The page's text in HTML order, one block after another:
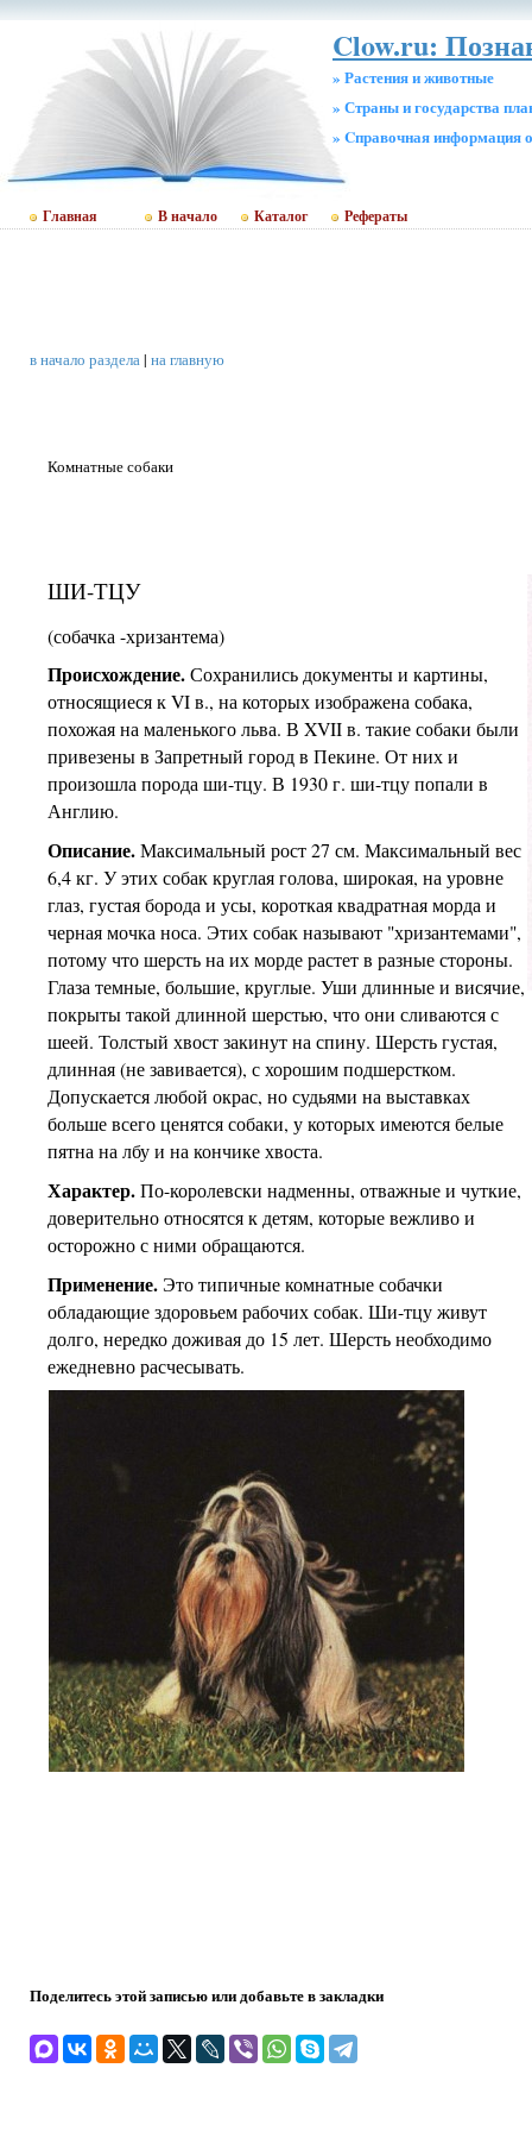
Clow.ru:
» Растения и животные
» Страны и государства
» Cправочная информация
Главная В начало Каталог Рефераты
в начало раздела| на главную
Комнатные собаки
ШИ-ТЦУ
(собачка -хризантема)
Происхождение.Сохранились документы и картины,
относящиеся к VI в., на которых изображена собака,
похожая на маленького льва. В XVII в. такие собаки были
привезены в Запретный город в Пекине. От них и
произошла порода ши-тцу. В 1930 г. ши-тцу попали в
Англию.
Описание.Максимальный рост 27 см. Максимальный вес
6,4 кг. У этих собак круглая голова, широкая, на уровне
глаз, густая борода и усы, короткая квадратная морда и
черная мочка носа. Этих собак называют "хризантемами",
потому что шерсть на их морде растет в разные стороны.
Глаза темные, большие, круглые. Уши длинные и висячие,
покрыты такой длинной шерстью, что они сливаются с
шеей. Толстый хвост закинут на спину. Шерсть густая,
длинная (не завивается), с хорошим подшерстком.
Допускается любой окрас, но судьями на выставках
больше всего ценятся собаки, у которых имеются белые
пятна на лбу и на кончике хвоста.
Характер.По-королевски надменны, отважные и чуткие,
доверительно относятся к детям, которые вежливо и
осторожно с ними обращаются.
Применение.Это типичные комнатные собачки
обладающие здоровьем рабочих собак. Ши-тцу живут
долго, нередко доживая до 15 лет. Шерсть необходимо
ежедневно расчесывать.
Поделитесь этой записью или добавьте в закладки